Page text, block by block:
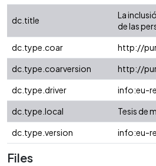
dc.title
La
de las
dc.type.coar
http://
dc.type.coarversion
http://
dc.type.driver
info:eu-
dc.type.local
Tesis de
dc.type.version
info:eu-
Files